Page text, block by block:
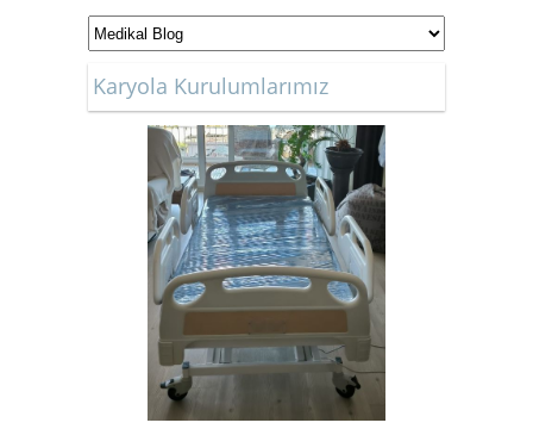
SANDALYE
Kiralık Hasta Karyolası Bostanlı
Kiralık Hasta Karyolası
Karyola Kurulumlarımız